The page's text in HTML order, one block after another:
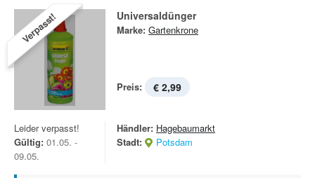
Verpasst! Universaldünger
Marke: Gartenkrone
Preis: € 2,99
Leider verpasst!
Gültig: 01.05. -
09.05.
Händler: Hagebaumarkt
Stadt:
Potsdam